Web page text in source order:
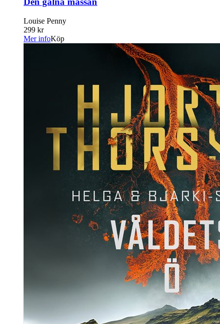
Louise Penny
299 kr
Mer infoKöp